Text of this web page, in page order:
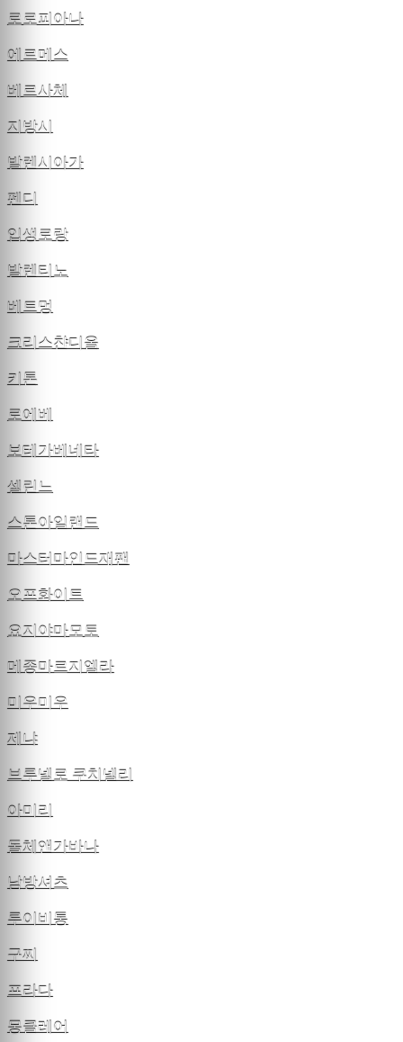
로로피아나
에르메스
베르사체
지방시
발렌시아가
펜디
입생로랑
발렌티노
베트멍
크리스챤디올
키톤
로에베
보테가베네타
셀린느
스톤아일랜드
마스터마인드재팬
오프화이트
요지야마모토
메종마르지엘라
미우미우
제냐
브루넬로 쿠치넬리
아미리
돌체앤가바나
남방셔츠
루이비통
구찌
프라다
몽클레어